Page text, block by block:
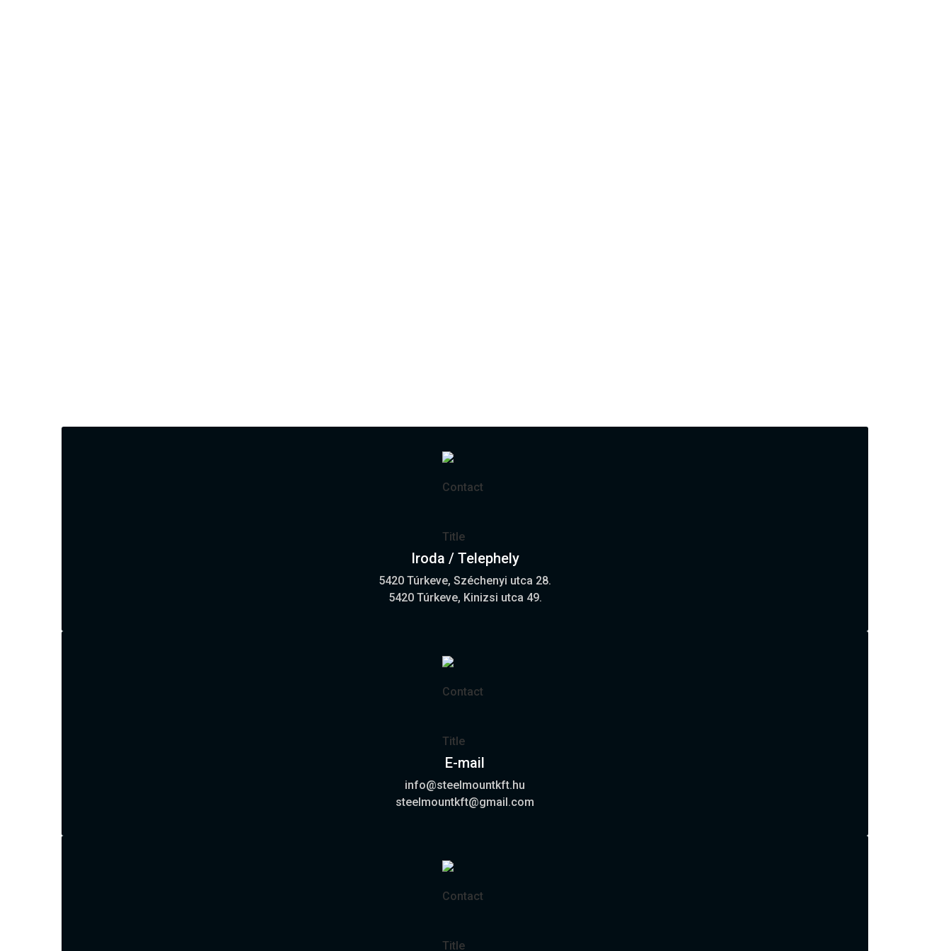
Iroda / Telephely
5420 Túrkeve, Széchenyi utca 28.
5420 Túrkeve, Kinizsi utca 49.
E-mail
info@steelmountkft.hu
steelmountkft@gmail.com